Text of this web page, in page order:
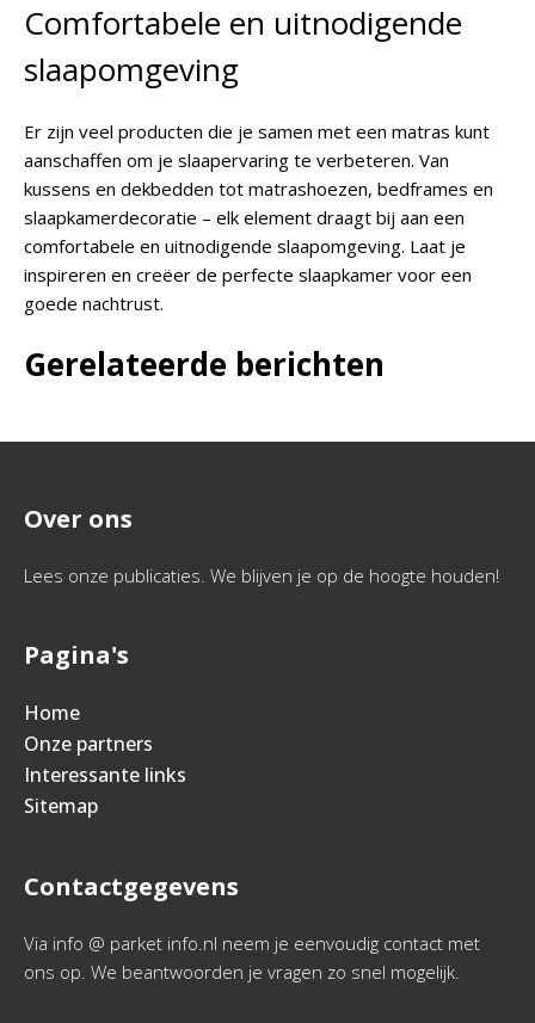
Comfortabele en uitnodigende
slaapomgeving
Er zijn veel producten die je samen met een matras kunt
aanschaffen om je slaapervaring te verbeteren. Van
kussens en dekbedden tot matrashoezen, bedframes en
slaapkamerdecoratie – elk element draagt bij aan een
comfortabele en uitnodigende slaapomgeving. Laat je
inspireren en creëer de perfecte slaapkamer voor een
goede nachtrust.
Gerelateerde berichten
Over ons
Lees onze publicaties. We blijven je op de hoogte houden!
Pagina's
Home
Onze partners
Interessante links
Sitemap
Contactgegevens
Via info @ parket info.nl neem je eenvoudig contact met
ons op. We beantwoorden je vragen zo snel mogelijk.